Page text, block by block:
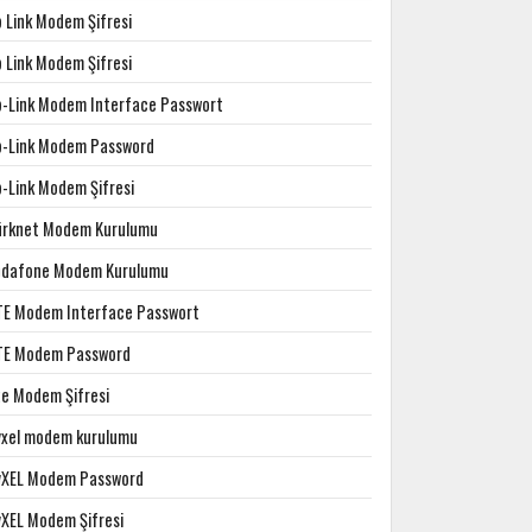
Link Modem Şifresi
Link Modem Şifresi
Link Modem Interface Passwort
Link Modem Password
Link Modem Şifresi
Modem Kurulumu
Modem Kurulumu
Modem Interface Passwort
Modem Password
Modem Şifresi
modem kurulumu
Modem Password
Modem Şifresi